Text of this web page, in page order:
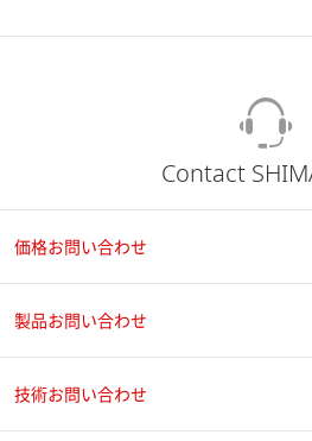
Contact
価格お問い合わせ
製品お問い合わせ
技術お問い合わせ